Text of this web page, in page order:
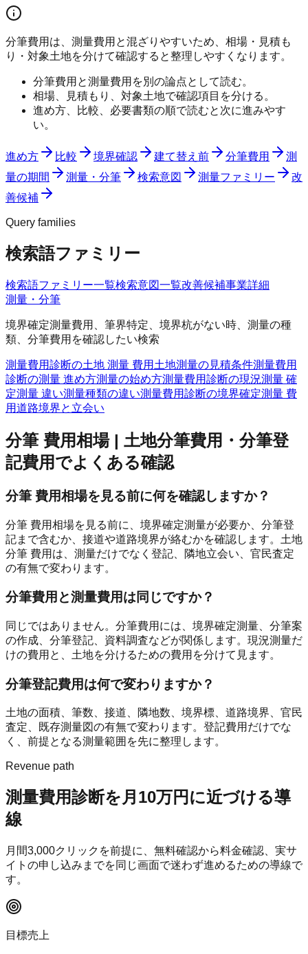
分筆費用は、測量費用と混ざりやすいため、相場・見積も
り・対象土地を分けて確認すると整理しやすくなります。
分筆費用と測量費用を別の論点として読む。
相場、見積もり、対象土地で確認項目を分ける。
進め方、比較、必要書類の順で読むと次に進みやす
い。
進め方 比較 境界確認 建て替え前 分筆費用
測
量の期間
測量・分筆 検索意図 測量ファミリー
改
善候補
Query families
検索語ファミリー
検索語ファミリー一覧検索意図一覧改善候補事業詳細
測量・分筆
境界確定測量費用、筆界特定、境界杭がない時、測量の種
類、分筆費用を確認したい検索
測量費用診断の土地 測量 費用 土地測量の見積条件測量費用
診断の測量 進め方測量の始め方測量費用診断の現況測量 確
定測量 違い測量種類の違い測量費用診断の境界確定測量 費
用道路境界と立会い
分筆 費用相場 | 土地分筆費用・分筆登
記費用でよくある確認
分筆 費用相場を見る前に何を確認しますか？
分筆 費用相場を見る前に、境界確定測量が必要か、分筆登
記まで含むか、接道や道路境界が絡むかを確認します。土地
分筆 費用は、測量だけでなく登記、隣地立会い、官民査定
の有無で変わります。
分筆費用と測量費用は同じですか？
同じではありません。分筆費用には、境界確定測量、分筆案
の作成、分筆登記、資料調査などが関係します。現況測量だ
けの費用と、土地を分けるための費用を分けて見ます。
分筆登記費用は何で変わりますか？
土地の面積、筆数、接道、隣地数、境界標、道路境界、官民
査定、既存測量図の有無で変わります。登記費用だけでな
く、前提となる測量範囲を先に整理します。
Revenue path
測量費用診断を月10万円に近づける導
線
月間3,000クリックを前提に、無料確認から料金確認、実サ
イトの申し込みまでを同じ画面で迷わず進めるための導線で
す。
目標売上